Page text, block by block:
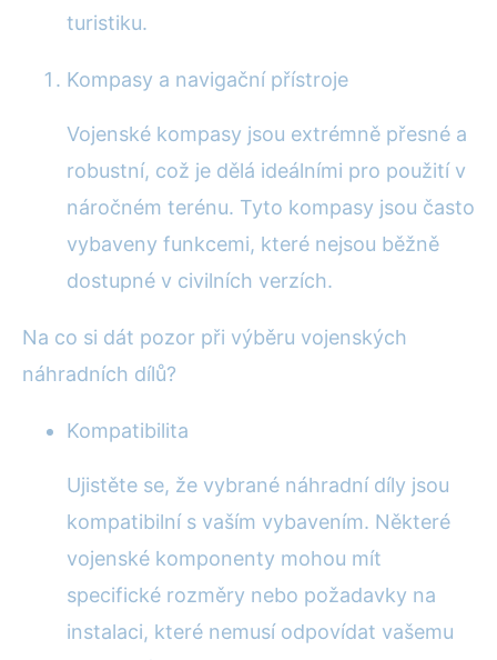
turistiku.
Kompasy a navigační přístroje
Vojenské kompasy jsou extrémně přesné a
robustní, což je dělá ideálními pro použití v
náročném terénu. Tyto kompasy jsou často
vybaveny funkcemi, které nejsou běžně
dostupné v civilních verzích.
Na co si dát pozor při výběru vojenských
náhradních dílů?
Kompatibilita
Ujistěte se, že vybrané náhradní díly jsou
kompatibilní s vaším vybavením. Některé
vojenské komponenty mohou mít
specifické rozměry nebo požadavky na
instalaci, které nemusí odpovídat vašemu